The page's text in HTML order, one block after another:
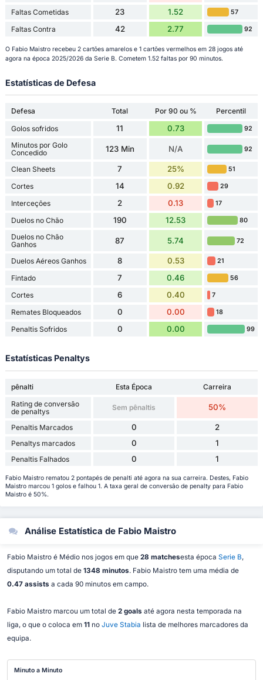
Faltas Cometidas 23 1.52 57
Faltas Contra 42 2.77 92
O Fabio Maistro recebeu 2 cartões amarelos e 1 cartões vermelhos em 28 jogos até
agora na época 2025/2026 da Serie B. Cometem 1.52 faltas por 90 minutos.
Estatísticas de Defesa
Defesa Total Por 90 ou %
Percentil
Golos sofridos
11 0.73 92
Minutos por Golo
Concedido
123 Min N/A 92
Clean Sheets 7 25% 51
Cortes 14 0.92 29
Interceções 2 0.13 17
Duelos no Chão 190 12.53 80
Duelos no Chão
Ganhos
87 5.74 72
Duelos Aéreos Ganhos 8 0.53 21
Fintado 7 0.46 56
Cortes 6 0.40 7
Remates Bloqueados 0 0.00 18
Penaltis Sofridos 0 0.00 99
Estatísticas Penaltys
pênalti Esta Época
Carreira
Rating de conversão
de penaltys
Sem pênaltis 50%
Penaltis Marcados 0 2
Penaltys marcados 0 1
Penaltis Falhados 0 1
Fabio Maistro rematou 2 pontapés de penalti até agora na sua carreira. Destes, Fabio
Maistro marcou 1 golos e falhou 1. A taxa geral de conversão de penalty para Fabio
Maistro é 50%.
Análise Estatística de Fabio Maistro
Fabio Maistro é Médio nos jogos em que 28 matchesesta época Serie B,
disputando um total de 1348 minutos. Fabio Maistro tem uma média de
0.47 assists a cada 90 minutos em campo.
Fabio Maistro marcou um total de 2 goals até agora nesta temporada na
liga, o que o coloca em 11 no Juve Stabia lista de melhores marcadores da
equipa.
Minuto a Minuto